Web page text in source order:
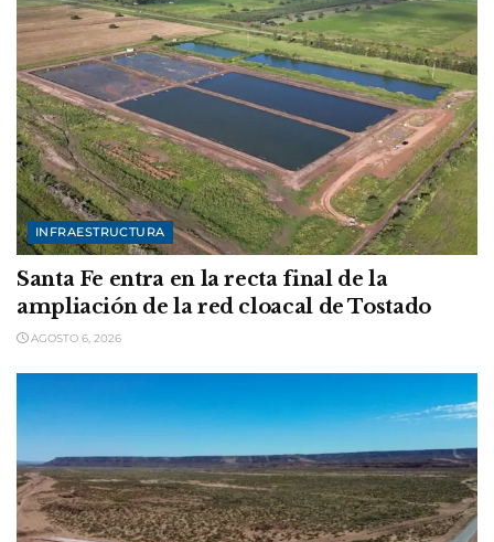
INFRAESTRUCTURA
Santa Fe entra en la recta final de la
ampliación de la red cloacal de Tostado
AGOSTO 6, 2026